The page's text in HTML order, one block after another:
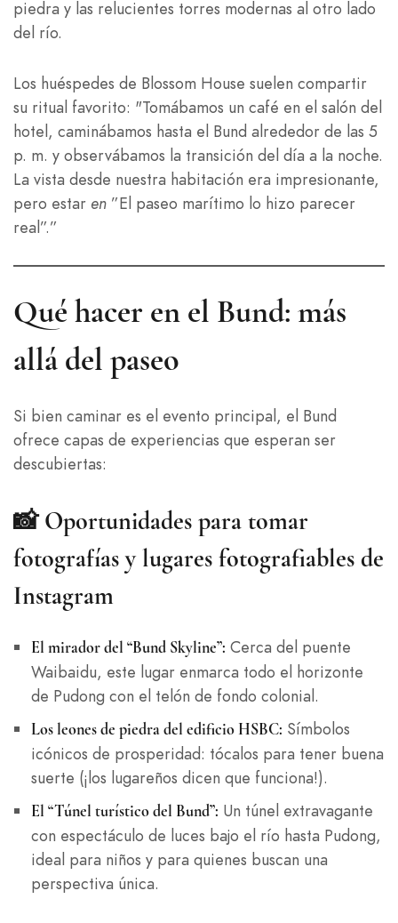
piedra y las relucientes torres modernas al otro lado
del río.
Los huéspedes de Blossom House suelen compartir
su ritual favorito: "Tomábamos un café en el salón del
hotel, caminábamos hasta el Bund alrededor de las 5
p. m. y observábamos la transición del día a la noche.
La vista desde nuestra habitación era impresionante,
pero estar en ”El paseo marítimo lo hizo parecer
real”.”
Qué hacer en el Bund: más
allá del paseo
Si bien caminar es el evento principal, el Bund
ofrece capas de experiencias que esperan ser
descubiertas:
📸Oportunidades para tomar
fotografías y lugares fotografiables de
Instagram
El mirador del “Bund Skyline”: Cerca del puente
Waibaidu, este lugar enmarca todo el horizonte
de Pudong con el telón de fondo colonial.
Los leones de piedra del edificio HSBC: Símbolos
icónicos de prosperidad: tócalos para tener buena
suerte (¡los lugareños dicen que funciona!).
El “Túnel turístico del Bund”: Un túnel extravagante
con espectáculo de luces bajo el río hasta Pudong,
ideal para niños y para quienes buscan una
perspectiva única.